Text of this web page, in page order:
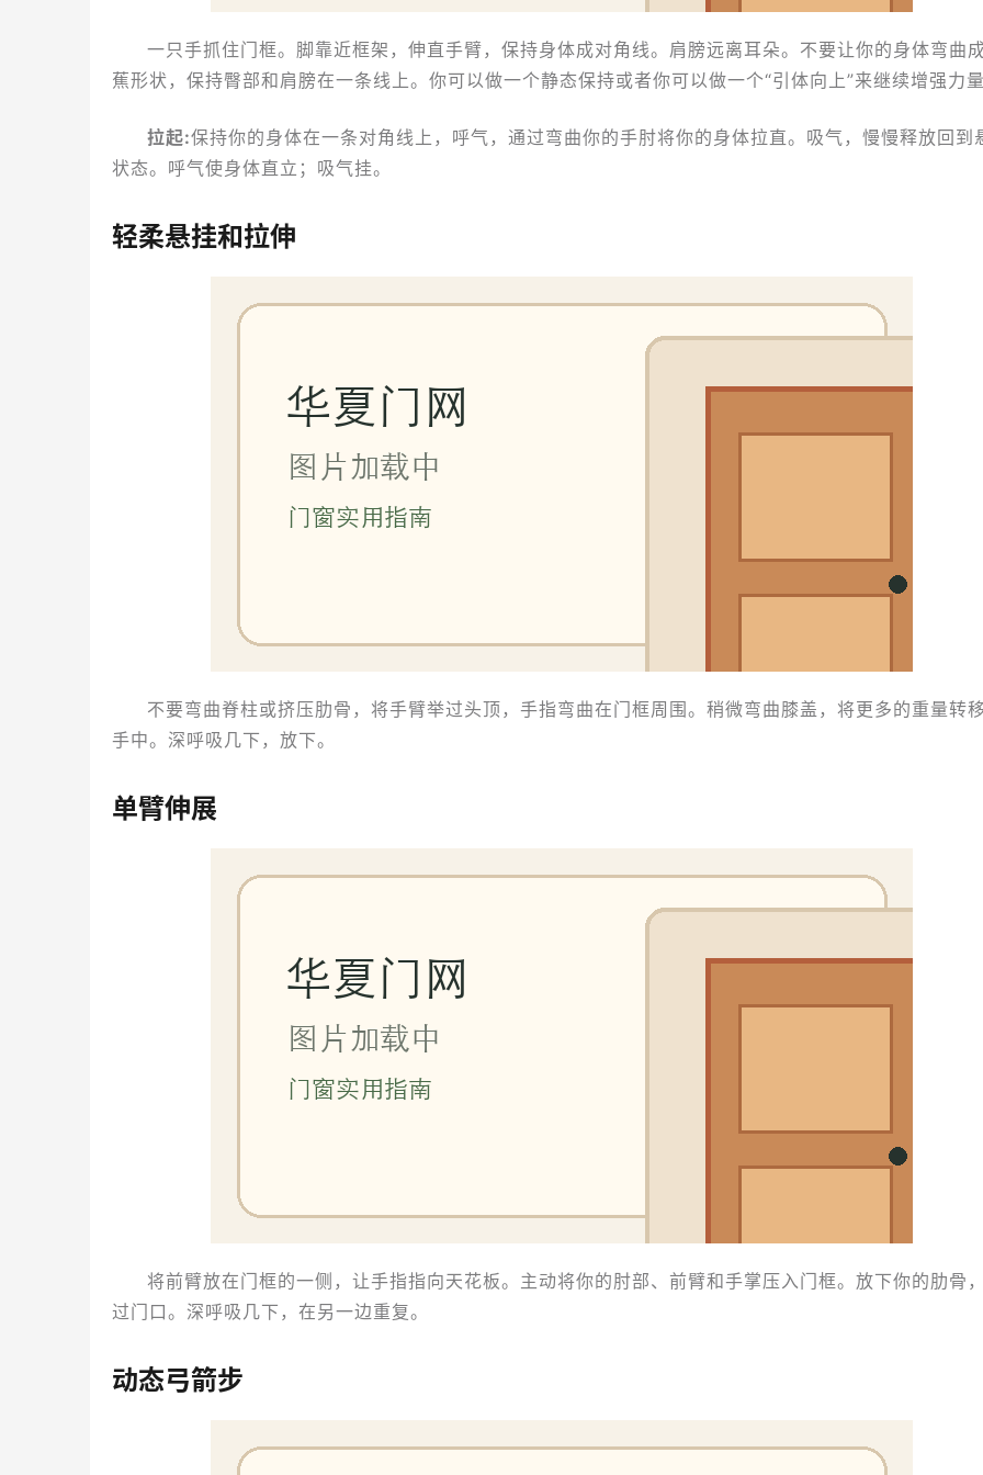
一只手抓住门框。脚靠近框架，伸直手臂，保持身体成对角线。肩膀远离耳朵。不要让你的身体弯曲
蕉形状，保持臀部和肩膀在一条线上。你可以做一个静态保持或者你可以做一个“引体向上”来继续增强力
拉起:保持你的身体在一条对角线上，呼气，通过弯曲你的手肘将你的身体拉直。吸气，慢慢释放回到
状态。呼气使身体直立；吸气挂。
轻柔悬挂和拉伸
不要弯曲脊柱或挤压肋骨，将手臂举过头顶，手指弯曲在门框周围。稍微弯曲膝盖，将更多的重量转
手中。深呼吸几下，放下。
单臂伸展
将前臂放在门框的一侧，让手指指向天花板。主动将你的肘部、前臂和手掌压入门框。放下你的肋骨
过门口。深呼吸几下，在另一边重复。
动态弓箭步